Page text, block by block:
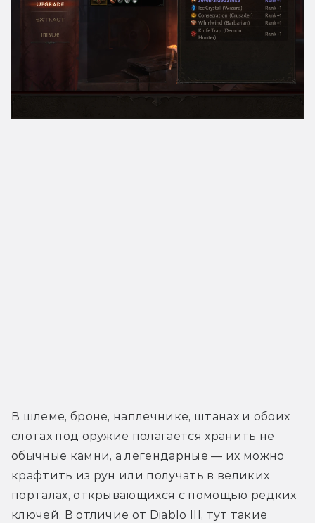
В шлеме, броне, наплечнике, штанах и обоих
слотах под оружие полагается хранить не
обычные камни, а легендарные — их можно
крафтить из рун или получать в великих
порталах, открывающихся с помощью редких
ключей. В отличие от Diablo III, тут такие